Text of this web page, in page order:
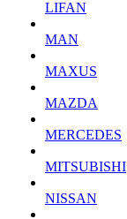
LIFAN
MAN
MAXUS
MAZDA
MERCEDES
MITSUBISHI
NISSAN